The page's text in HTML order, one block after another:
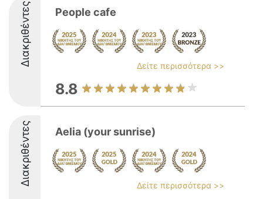
Διακριθέντες People cafe
Δείτε περισσότερα >>
8.8
Διακριθέντες Aelia (your sunrise)
Δείτε περισσότερα >>